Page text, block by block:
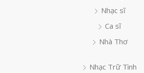
Nhạc sĩ
Ca sĩ
Nhà Thơ
Nhạc Trữ Tình